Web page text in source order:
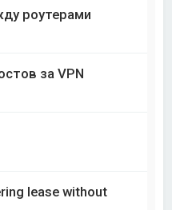
роутерами
за VPN
lease without